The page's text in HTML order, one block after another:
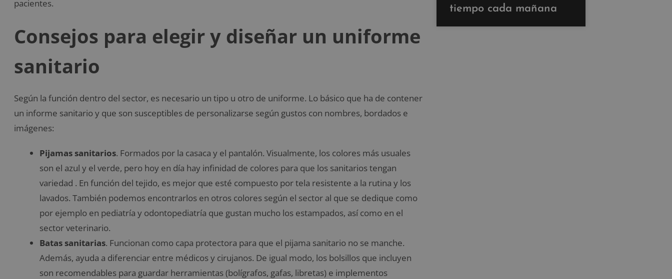
pacientes.
Consejos para elegir y diseñar un uniforme
sanitario
Según la función dentro del sector, es necesario un tipo u otro de uniforme. Lo básico que ha de contener
un informe sanitario y que son susceptibles de personalizarse según gustos con nombres, bordados e
imágenes:
Pijamas sanitarios. Formados por la casaca y el pantalón. Visualmente, los colores más usuales
son el azul y el verde, pero hoy en día hay infinidad de colores para que los sanitarios tengan
variedad . En función del tejido, es mejor que esté compuesto por tela resistente a la rutina y los
lavados. También podemos encontrarlos en otros colores según el sector al que se dedique como
por ejemplo en pediatría y odontopediatría que gustan mucho los estampados, así como en el
sector veterinario.
Batas sanitarias. Funcionan como capa protectora para que el pijama sanitario no se manche.
Además, ayuda a diferenciar entre médicos y cirujanos. De igual modo, los bolsillos que incluyen
son recomendables para guardar herramientas (bolígrafos, gafas, libretas) e implementos
tiempo cada mañana